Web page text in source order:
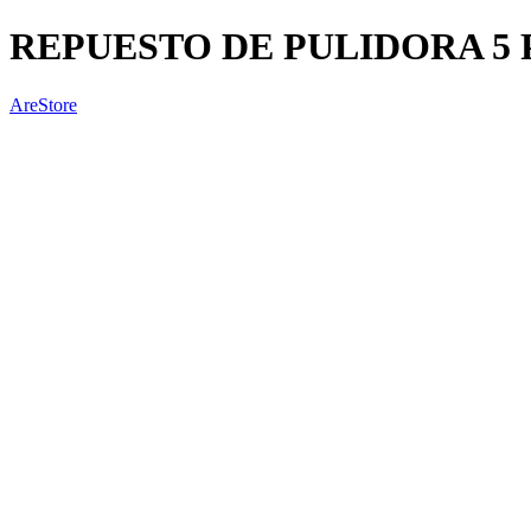
REPUESTO DE PULIDORA 5
AreStore